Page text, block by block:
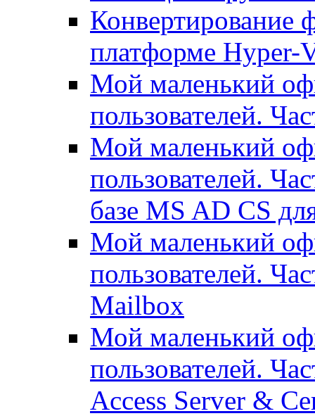
Конвертирование
платформе Hyper-
Мой маленький
пользователей.
Мой маленький
пользователей.
базе MS AD CS
Мой маленький
пользователей.
Mailbox
Мой маленький
пользователей.
Access Server &